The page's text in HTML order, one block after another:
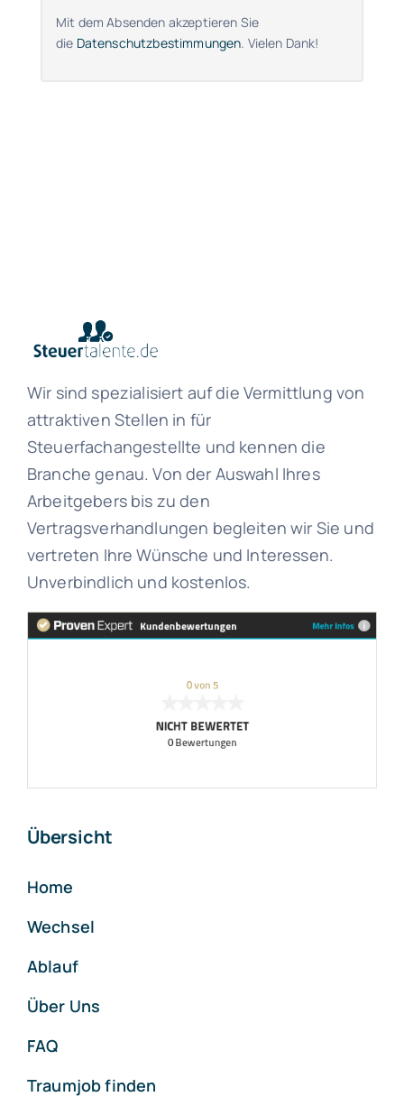
Mit dem Absenden akzeptieren Sie
die Datenschutzbestimmungen. Vielen Dank!
Wir sind spezialisiert auf die Vermittlung von
attraktiven Stellen in für
Steuerfachangestellte und kennen die
Branche genau. Von der Auswahl Ihres
Arbeitgebers bis zu den
Vertragsverhandlungen begleiten wir Sie und
vertreten Ihre Wünsche und Interessen.
Unverbindlich und kostenlos.
Übersicht
Home
Wechsel
Ablauf
Über Uns
FAQ
Traumjob finden